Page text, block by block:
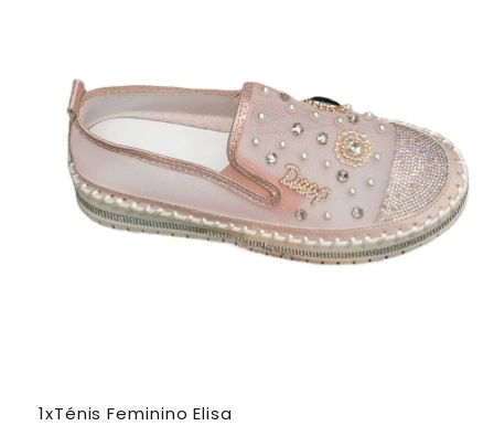
1xTénis Feminino Elisa